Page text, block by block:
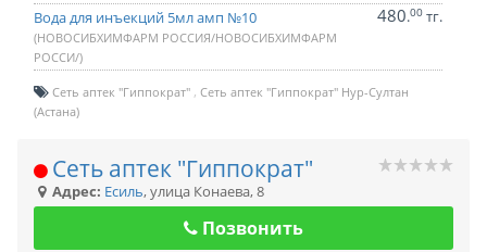
Вода для инъекций 5мл амп №10
(НОВОСИБХИМФАРМ РОССИЯ/НОВОСИБХИМФАРМ
РОССИ/)
480.00 тг.
Сеть аптек "Гиппократ" Сеть аптек "Гиппократ" Нур-Султан
(Астана)
Сеть аптек "Гиппократ"
Адрес: Есиль,улица Конаева, 8
Позвонить